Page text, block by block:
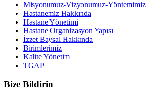
Misyonumuz-Vizyonumuz-Yöntemimiz
Hastanemiz Hakkında
Hastane Yönetimi
Hastane Organizasyon Yapısı
İzzet Baysal Hakkında
Birimlerimiz
Kalite Yönetim
TGAP
Bize Bildirin